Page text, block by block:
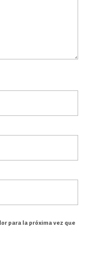
para la próxima vez que